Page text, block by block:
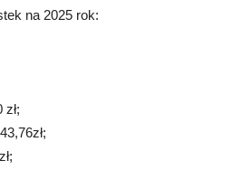
na 2025 rok: